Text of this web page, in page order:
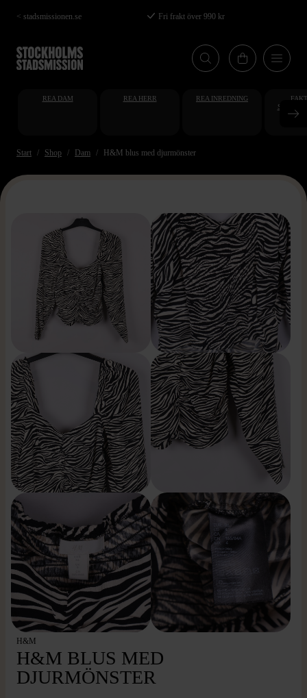
Hoppa
till
huvudinnehåll
< stadsmissionen.se Fri frakt över 990 kr
REA DAM REA HERR REA INREDNING
Start Shop Dam H&M blus med djurmönster
H&M
H&M BLUS MED
DJURMÖNSTER